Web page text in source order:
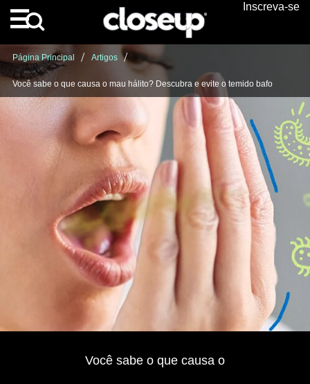
Skip to content
Inscreva-se
Página Principal Artigos
Você sabe o que causa o mau hálito? Descubra e evite o temido bafo
Você sabe o que causa o